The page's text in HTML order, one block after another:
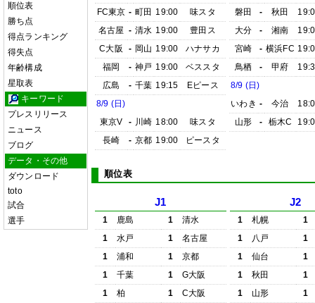
順位表
勝ち点
得点ランキング
得失点
年齢構成
星取表
キーワード
プレスリリース
ニュース
ブログ
データ・その他
ダウンロード
toto
試合
選手
FC東京 - 町田 19:00
味スタ
名古屋 - 清水 19:00
豊田ス
C大阪
- 岡山 19:00
ハナサカ
福岡
- 神戸 19:00
ベススタ
広島
- 千葉 19:15
Eピース
8/9 (日)
東京V
- 川崎 18:00
味スタ
長崎
- 京都 19:00 ピースタ
磐田
- 秋田
大分
- 湘南
宮崎
- 横浜FC
鳥栖
- 甲府
8/9 (日)
いわき - 今治
山形
- 栃木C
順位表
J1
1 鹿島 1
清水
1
水戸 1
名古屋
1
浦和 1
京都
1
千葉 1
G大阪
1
柏 1
C大阪
J2
1 札幌
1
1
八戸
1
1
仙台
1
1
秋田
1
1
山形
1